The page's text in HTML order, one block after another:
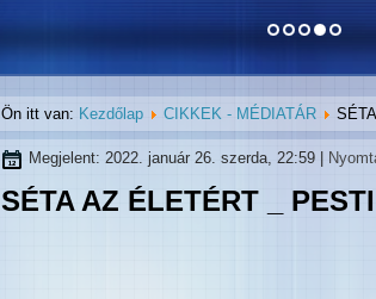
Ön itt van: Kezdőlap CIKKEK - MÉDIATÁR
Megjelent: 2022. január 26. szerda, 22:59
SÉTA AZ ÉLETÉRT _